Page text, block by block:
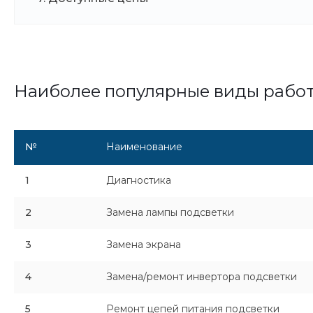
Наиболее популярные виды
№ Наименование
1 Диагностика
2 Замена лампы подсветки
3 Замена экрана
4 Замена/ремонт инвертора подсветки
5 Ремонт цепей питания подсветки